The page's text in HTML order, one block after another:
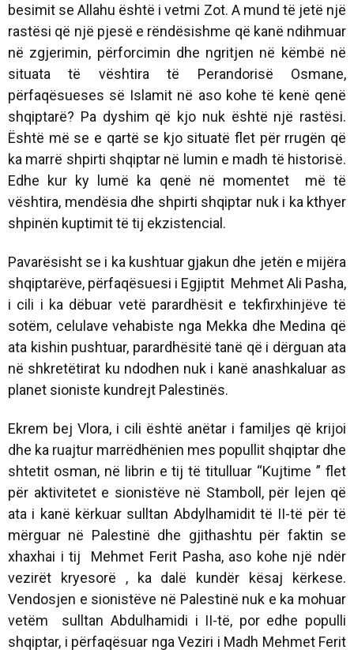
besimit se Allahu është i vetmi Zot. A mund të jetë një
rastësi që një pjesë e rëndësishme që kanë ndihmuar
në zgjerimin, përforcimin dhe ngritjen në këmbë në
situata të vështira të Perandorisë Osmane,
përfaqësueses së Islamit në aso kohe të kenë qenë
shqiptarë? Pa dyshim që kjo nuk është një rastësi.
Është më se e qartë se kjo situatë flet për rrugën që
ka marrë shpirti shqiptar në lumin e madh të historisë.
Edhe kur ky lumë ka qenë në momentet më të
vështira, mendësia dhe shpirti shqiptar nuk i ka kthyer
shpinën kuptimit të tij ekzistencial.
Pavarësisht se i ka kushtuar gjakun dhe jetën e mijëra
shqiptarëve, përfaqësuesi i Egjiptit Mehmet Ali Pasha,
i cili i ka dëbuar vetë parardhësit e tekfirxhinjëve të
sotëm, celulave vehabiste nga Mekka dhe Medina që
ata kishin pushtuar, parardhësitë tanë që i dërguan ata
në shkretëtirat ku ndodhen nuk i kanë anashkaluar as
planet sioniste kundrejt Palestinës.
Ekrem bej Vlora, i cili është anëtar i familjes që krijoi
dhe ka ruajtur marrëdhënien mes popullit shqiptar dhe
shtetit osman, në librin e tij të titulluar “Kujtime ” flet
për aktivitetet e sionistëve në Stamboll, për lejen që
ata i kanë kërkuar sulltan Abdylhamidit të II-të për të
mërguar në Palestinë dhe gjithashtu për faktin se
xhaxhai i tij Mehmet Ferit Pasha, aso kohe një ndër
vezirët kryesorë , ka dalë kundër kësaj kërkese.
Vendosjen e sionistëve në Palestinë nuk e ka mohuar
vetëm sulltan Abdulhamidi i II-të, por edhe populli
shqiptar, i përfaqësuar nga Veziri i Madh Mehmet Ferit